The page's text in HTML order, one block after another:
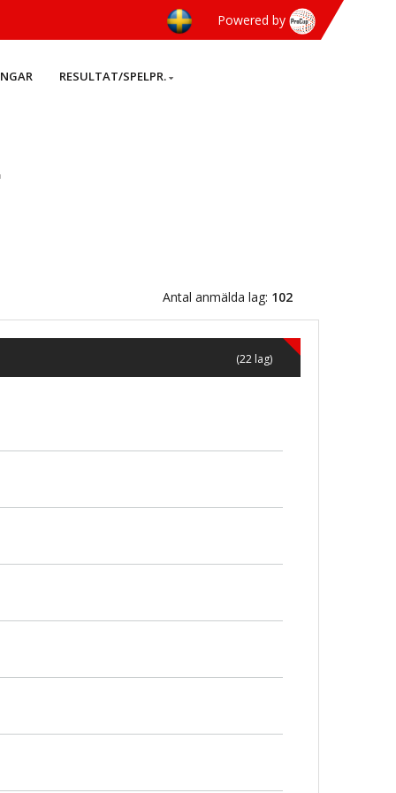
Powered by
RESULTAT/SPELPR.
Antal anmälda lag: 102
(22 lag)